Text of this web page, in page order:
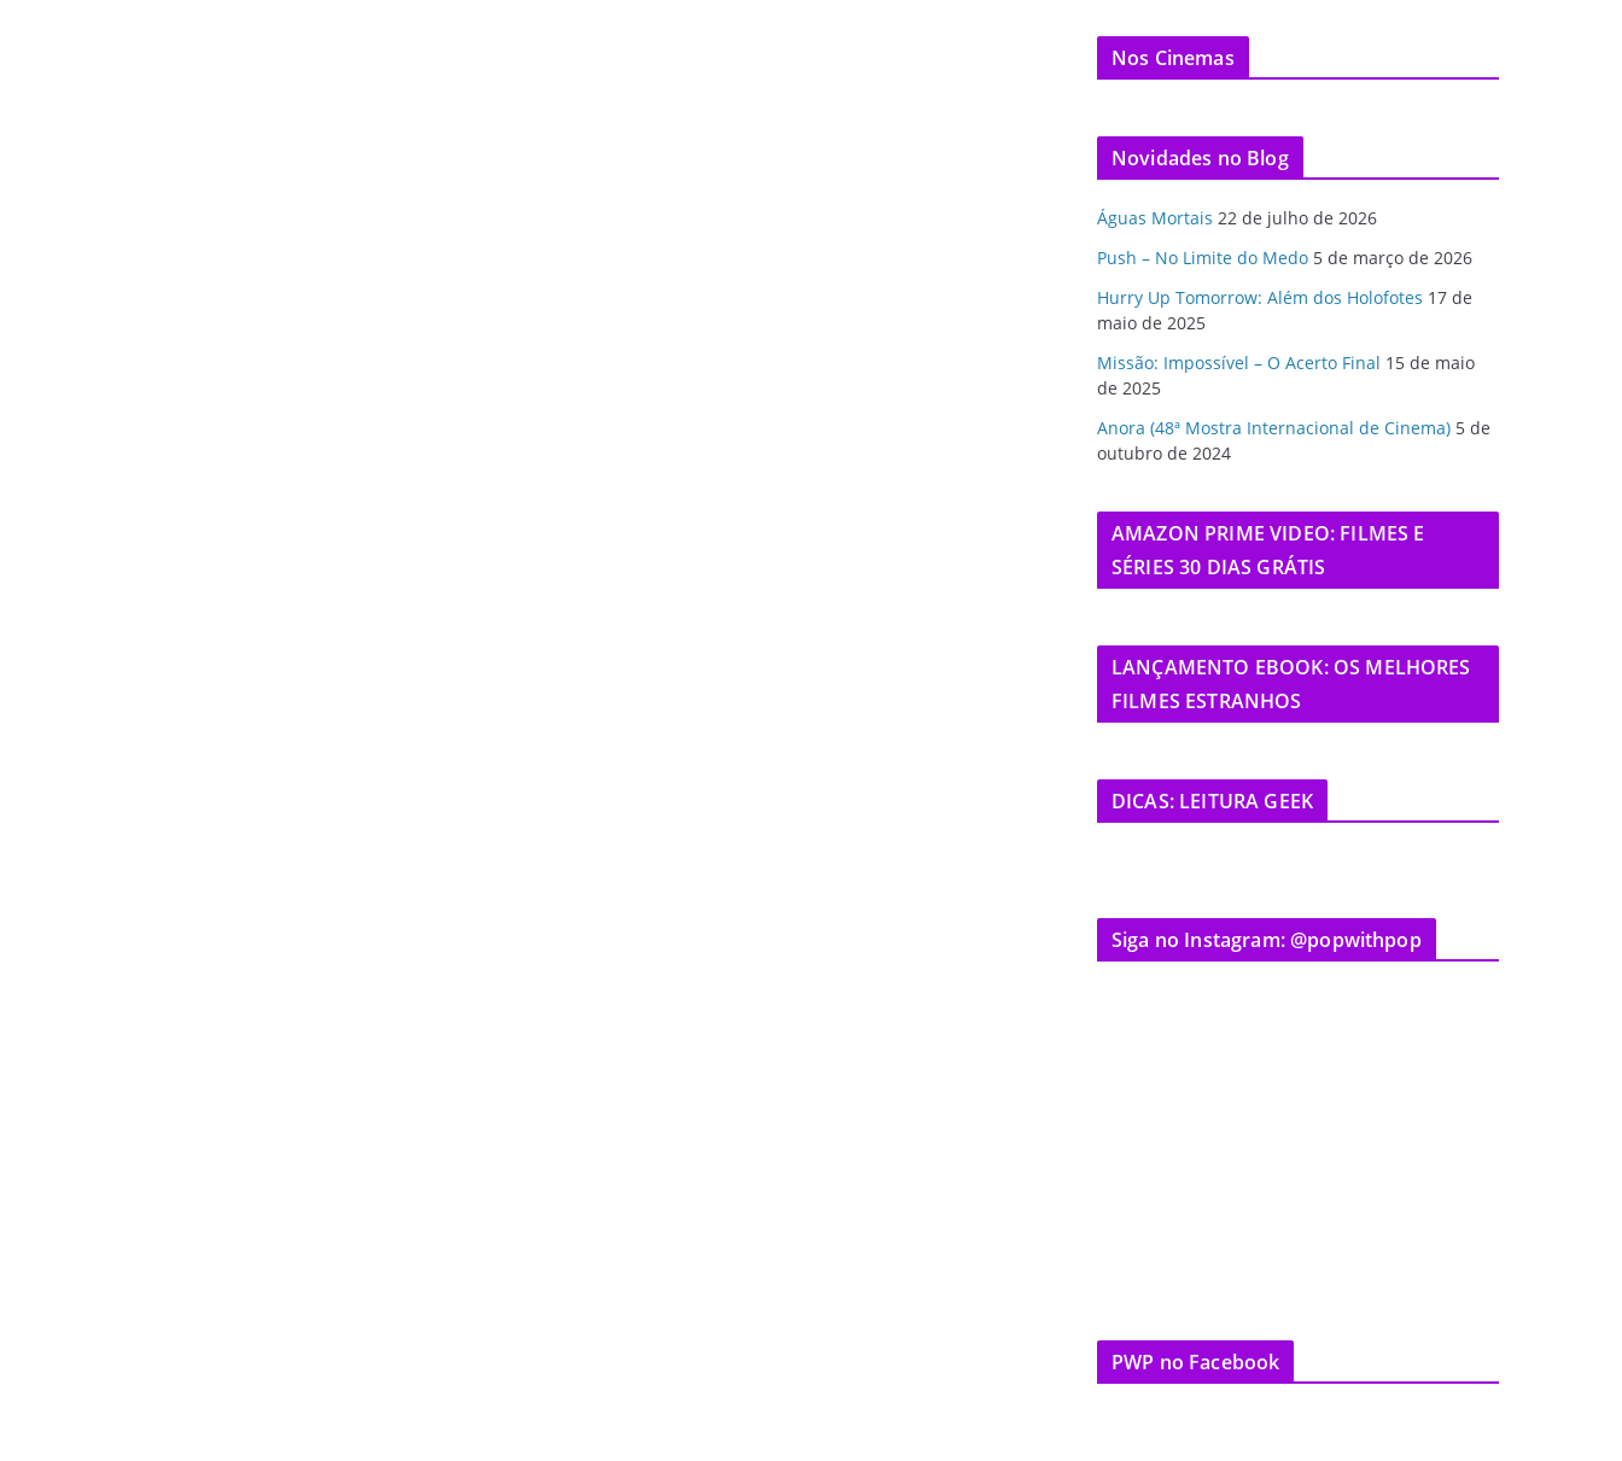
Nos Cinemas
Novidades no Blog
Águas Mortais 22 de julho de 2026
Push – No Limite do Medo 5 de março de 2026
Hurry Up Tomorrow: Além dos Holofotes 17 de
maio de 2025
Missão: Impossível – O Acerto Final 15 de maio
de 2025
Anora (48ª Mostra Internacional de Cinema) 5 de
outubro de 2024
AMAZON PRIME VIDEO: FILMES E
SÉRIES 30 DIAS GRÁTIS
LANÇAMENTO EBOOK: OS MELHORES
FILMES ESTRANHOS
DICAS: LEITURA GEEK
Siga no Instagram: @popwithpop
PWP no Facebook